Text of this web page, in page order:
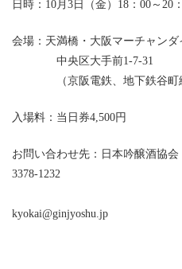
日時：10月3日（金）18：00～20
会場：天満橋・大阪マーチャン
中央区大手前1-7-31 TEL
（京阪電鉄、地下鉄谷町線
入場料：当日券4,500円
お問い合わせ先：日本吟醸酒協
3378-1232
メー
kyokai@ginjyoshu.jp